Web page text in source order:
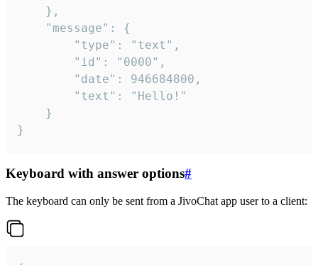
}
Keyboard with answer options#
The keyboard can only be sent from a JivoChat app user to a client: